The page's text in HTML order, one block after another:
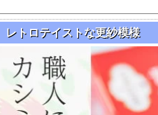
トロテイストな更紗模様